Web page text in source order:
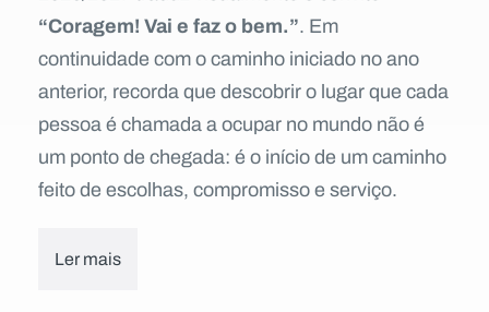
“Coragem! Vai e faz o bem.”. Em
continuidade com o caminho iniciado no ano
anterior, recorda que descobrir o lugar que cada
pessoa é chamada a ocupar no mundo não é
um ponto de chegada: é o início de um caminho
feito de escolhas, compromisso e serviço.
Ler mais